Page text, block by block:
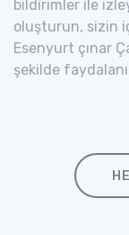
bildirimler ile
oluşturun, sizin
Esenyurt çınar
şekilde